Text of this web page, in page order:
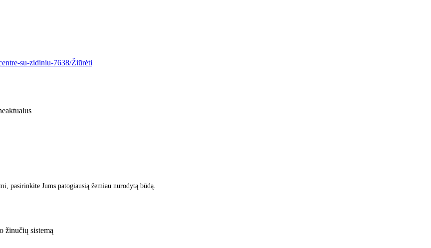
su-zidiniu-7638/Žiūrėti
pasirinkite Jums patogiausią žemiau nurodytą būdą.
žinučių sistemą